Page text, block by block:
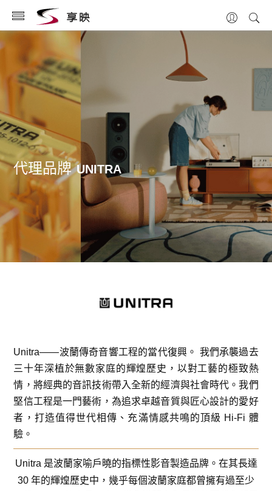
代理品牌 UNITRA
Unitra——波蘭傳奇音響工程的當代復興。 我們承襲過去
三十年深植於無數家庭的輝煌歷史，以對工藝的極致熱
情，將經典的音訊技術帶入全新的經濟與社會時代。我們
堅信工程是一門藝術，為追求卓越音質與匠心設計的愛好
者，打造值得世代相傳、充滿情感共鳴的頂級 Hi-Fi 體
驗。
Unitra 是波蘭家喻戶曉的指標性影音製造品牌。在其長達
30 年的輝煌歷史中，幾乎每個波蘭家庭都曾擁有過至少